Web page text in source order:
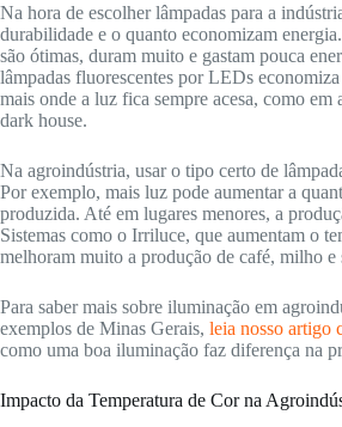
Na hora de escolher lâmpadas para a
durabilidade e o quanto economizam
são ótimas, duram muito e gastam pouca
lâmpadas fluorescentes por LEDs
mais onde a luz fica sempre acesa, como em
dark house.
Na agroindústria, usar o tipo certo de
Por exemplo, mais luz pode aumentar a
produzida. Até em lugares menores, a
Sistemas como o Irriluce, que aumentam o
melhoram muito a produção de café, milho e
Para saber mais sobre iluminação em
exemplos de Minas Gerais, leia nosso artigo
como uma boa iluminação faz diferença na
Impacto da Temperatura de Cor na